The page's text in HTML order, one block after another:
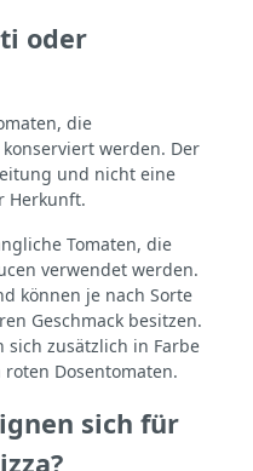
oder
die
werden. Der
und nicht eine
Herkunft.
Tomaten, die
verwendet werden.
können je nach Sorte
Geschmack besitzen.
sich zusätzlich in Farbe
Dosentomaten.
sich für